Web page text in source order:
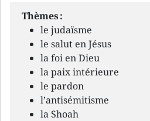
Thèmes :
le judaïsme
le salut en Jésus
la foi en Dieu
la paix intérieure
le pardon
l’antisémitisme
la Shoah